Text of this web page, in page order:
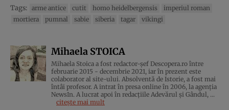
Tags: arme antice cutit homo heidelbergensis
imperiul roman
mortiera
pumnal sabie siberia tagar vikingi
Mihaela STOICA
Mihaela Stoica a fost redactor-șef Descopera.ro între
februarie 2015 - decembrie 2021, iar în prezent este
colaborator al site-ului. Absolventă de Istorie, a fost mai
întâi profesor. A intrat în presa online în 2006, la agenţia
NewsIn. A lucrat apoi în redacţiile Adevărul şi Gândul, ...
citește mai mult